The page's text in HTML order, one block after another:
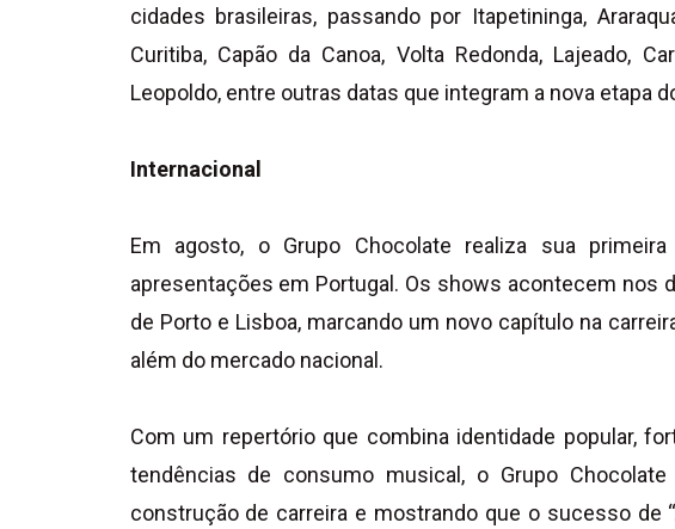
cidades brasileiras, passando por Itapetininga,
Curitiba, Capão da Canoa, Volta Redonda, Lajeado,
Leopoldo, entre outras datas que integram a nova etapa
Internacional
Em agosto, o Grupo Chocolate realiza sua
apresentações em Portugal. Os shows acontecem nos
de Porto e Lisboa, marcando um novo capítulo na
além do mercado nacional.
Com um repertório que combina identidade popular,
tendências de consumo musical, o Grupo
construção de carreira e mostrando que o sucesso de